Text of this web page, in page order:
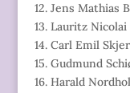
12. Jens Mathias
13. Lauritz Nicolai
14. Carl Emil
15. Gudmund
16. Harald